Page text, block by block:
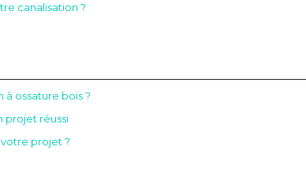
canalisation ?
ossature bois ?
projet réussi
projet ?